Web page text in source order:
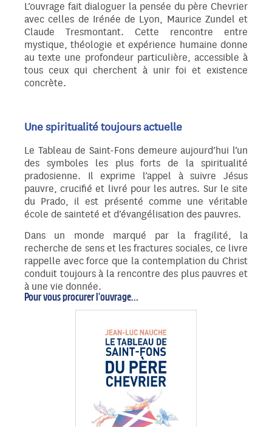
L’ouvrage fait dialoguer la pensée du père Chevrier
avec celles de Irénée de Lyon, Maurice Zundel et
Claude Tresmontant. Cette rencontre entre
mystique, théologie et expérience humaine donne
au texte une profondeur particulière, accessible à
tous ceux qui cherchent à unir foi et existence
concrète.
Une spiritualité toujours actuelle
Le Tableau de Saint-Fons demeure aujourd’hui l’un
des symboles les plus forts de la spiritualité
pradosienne. Il exprime l’appel à suivre Jésus
pauvre, crucifié et livré pour les autres. Sur le site
du Prado, il est présenté comme une véritable
école de sainteté et d’évangélisation des pauvres.
Dans un monde marqué par la fragilité, la
recherche de sens et les fractures sociales, ce livre
rappelle avec force que la contemplation du Christ
conduit toujours à la rencontre des plus pauvres et
à une vie donnée.
Pour vous procurer l'ouvrage...